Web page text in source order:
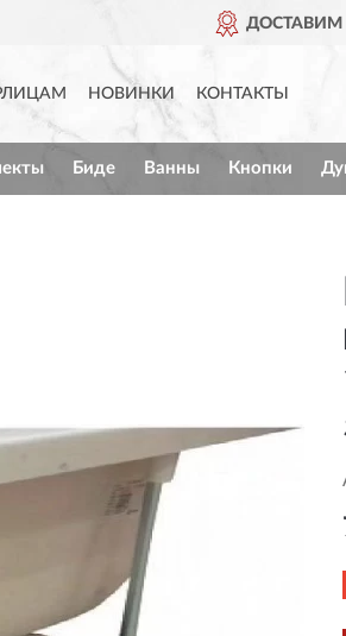
ПО ВСЕЙ РОССИИ
НОВИНКИ КОНТАКТЫ
Биде Ванны Кнопки